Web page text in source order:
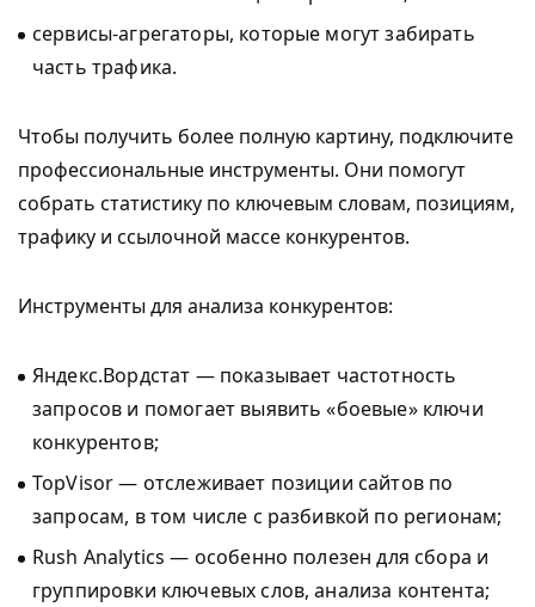
сервисы-агрегаторы, которые могут забирать
часть трафика.
Чтобы получить более полную картину, подключите
профессиональные инструменты. Они помогут
собрать статистику по ключевым словам, позициям,
трафику и ссылочной массе конкурентов.
Инструменты для анализа конкурентов:
Яндекс.Вордстат — показывает частотность
запросов и помогает выявить «боевые» ключи
конкурентов;
TopVisor — отслеживает позиции сайтов по
запросам, в том числе с разбивкой по регионам;
Rush Analytics — особенно полезен для сбора и
группировки ключевых слов, анализа контента;